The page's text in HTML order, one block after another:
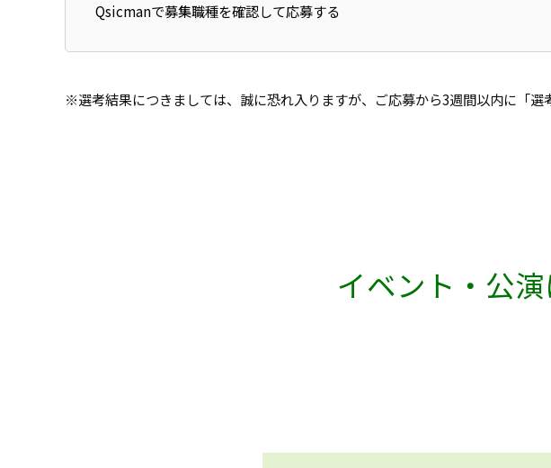
Qsicmanで募集職種を確認して応募する
※選考結果につきましては、誠に恐れ入りますが、ご応募から3週間以内に「
イベント・公